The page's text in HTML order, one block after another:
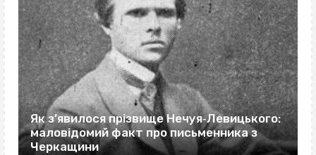
Як з’явилося прізвище Нечуя‐Левицького:
маловідомий факт про письменника з
Черкащини